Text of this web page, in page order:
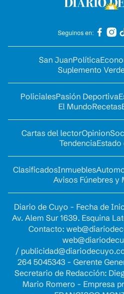
Seguinos en:
San JuanPolítica
Suplemento
PolicialesPasión Deportiva
El MundoRecetas
Cartas del lectorOpinion
TendenciaEstado
ClasificadosInmuebles
Avisos Fúnebres y
Diario de Cuyo - Fecha de
Av. Alem Sur 1639. Esquina
Contacto:
/
264 5045343 - Gerente
Secretario de Redacción:
Mario Romero - Empresa